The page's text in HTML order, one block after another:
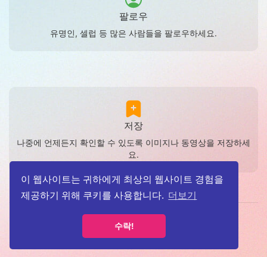
이 웹사이트는 귀하에게 최상의 웹사이트 경험을
제공하기 위해 쿠키를 사용합니다. 더보기
수락!
팔로우
유명인, 셀럽 등 많은 사람들을 팔로우하세요.
저장
나중에 언제든지 확인할 수 있도록 이미지나 동영상을 저장하세
요.